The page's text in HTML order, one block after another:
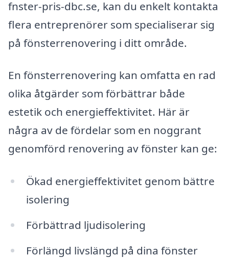
fnster-pris-dbc.se, kan du enkelt kontakta
flera entreprenörer som specialiserar sig
på fönsterrenovering i ditt område.
En fönsterrenovering kan omfatta en rad
olika åtgärder som förbättrar både
estetik och energieffektivitet. Här är
några av de fördelar som en noggrant
genomförd renovering av fönster kan ge:
Ökad energieffektivitet genom bättre
isolering
Förbättrad ljudisolering
Förlängd livslängd på dina fönster